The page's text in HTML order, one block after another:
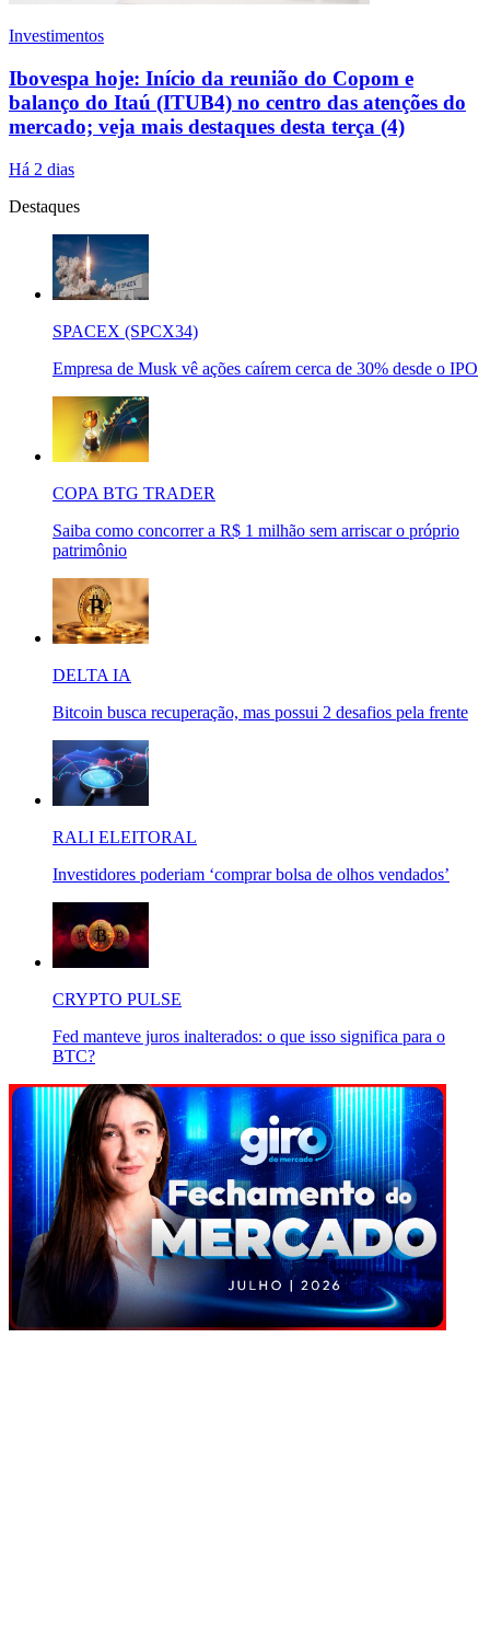
Investimentos
Ibovespa hoje: Início da reunião do Copom e
balanço do Itaú (ITUB4) no centro das atenções do
mercado; veja mais destaques desta terça (4)
Há 2 dias
Destaques
SPACEX (SPCX34)
Empresa de Musk vê ações caírem cerca de 30% desde o IPO
COPA BTG TRADER
Saiba como concorrer a R$ 1 milhão sem arriscar o próprio
patrimônio
DELTA IA
Bitcoin busca recuperação, mas possui 2 desafios pela frente
RALI ELEITORAL
Investidores poderiam ‘comprar bolsa de olhos vendados’
CRYPTO PULSE
Fed manteve juros inalterados: o que isso significa para o
BTC?